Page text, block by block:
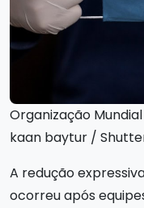
Organização
kaan baytur /
A redução
ocorreu após